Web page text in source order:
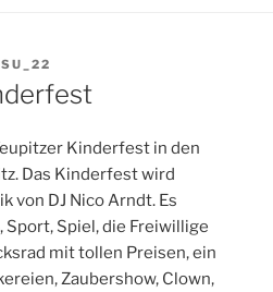
Kinderfest in den
Das Kinderfest wird
von DJ Nico Arndt. Es
Spiel, die Freiwillige
mit tollen Preisen, ein
Zaubershow, Clown,